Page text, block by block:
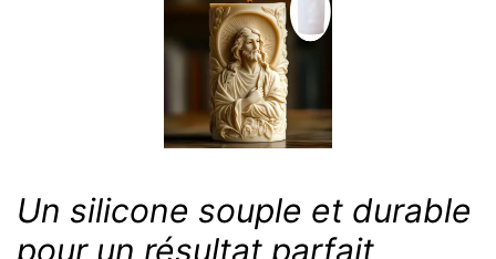
Un silicone souple et durable
pour un résultat parfait